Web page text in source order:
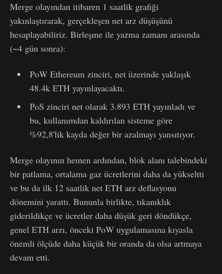
Merge olayından itibaren 1 saatlik grafiği
yakınlaştırarak, gerçekleşen net arz düşüşünü
hesaplayabiliriz. Birleşme ile yazma zamanı arasında
(~4 gün sonra):
PoW Ethereum zinciri, net üzerinde yaklaşık
48.4k ETH yayınlayacaktı.
PoS zinciri net olarak 3.893 ETH yayınladı ve
bu, kullanımdan kaldırılan sisteme göre
%92,8'lik kayda değer bir azalmayı yansıtıyor.
Merge olayının hemen ardından, blok alanı talebindeki
bir patlama, ortalama gaz ücretlerini daha da yükseltti
ve bu da ilk 12 saatlik net ETH arz deflasyonu
dönemini yarattı. Bununla birlikte, tıkanıklık
giderildikçe ve ücretler daha düşük geri döndükçe,
genel ETH arzı, önceki PoW uygulamasına kıyasla
önemli ölçüde daha küçük bir oranda da olsa artmaya
devam etti.